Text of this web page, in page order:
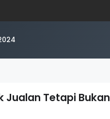
Pascakedoktoran
Jualan Tetapi Bukan